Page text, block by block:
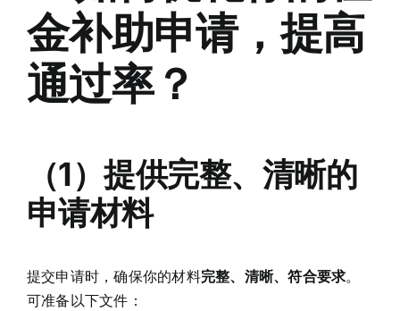
金补助申请，提高
通过率？
（1）提供完整、清晰的
申请材料
提交申请时，确保你的材料完整、清晰、符合要求。
可准备以下文件：